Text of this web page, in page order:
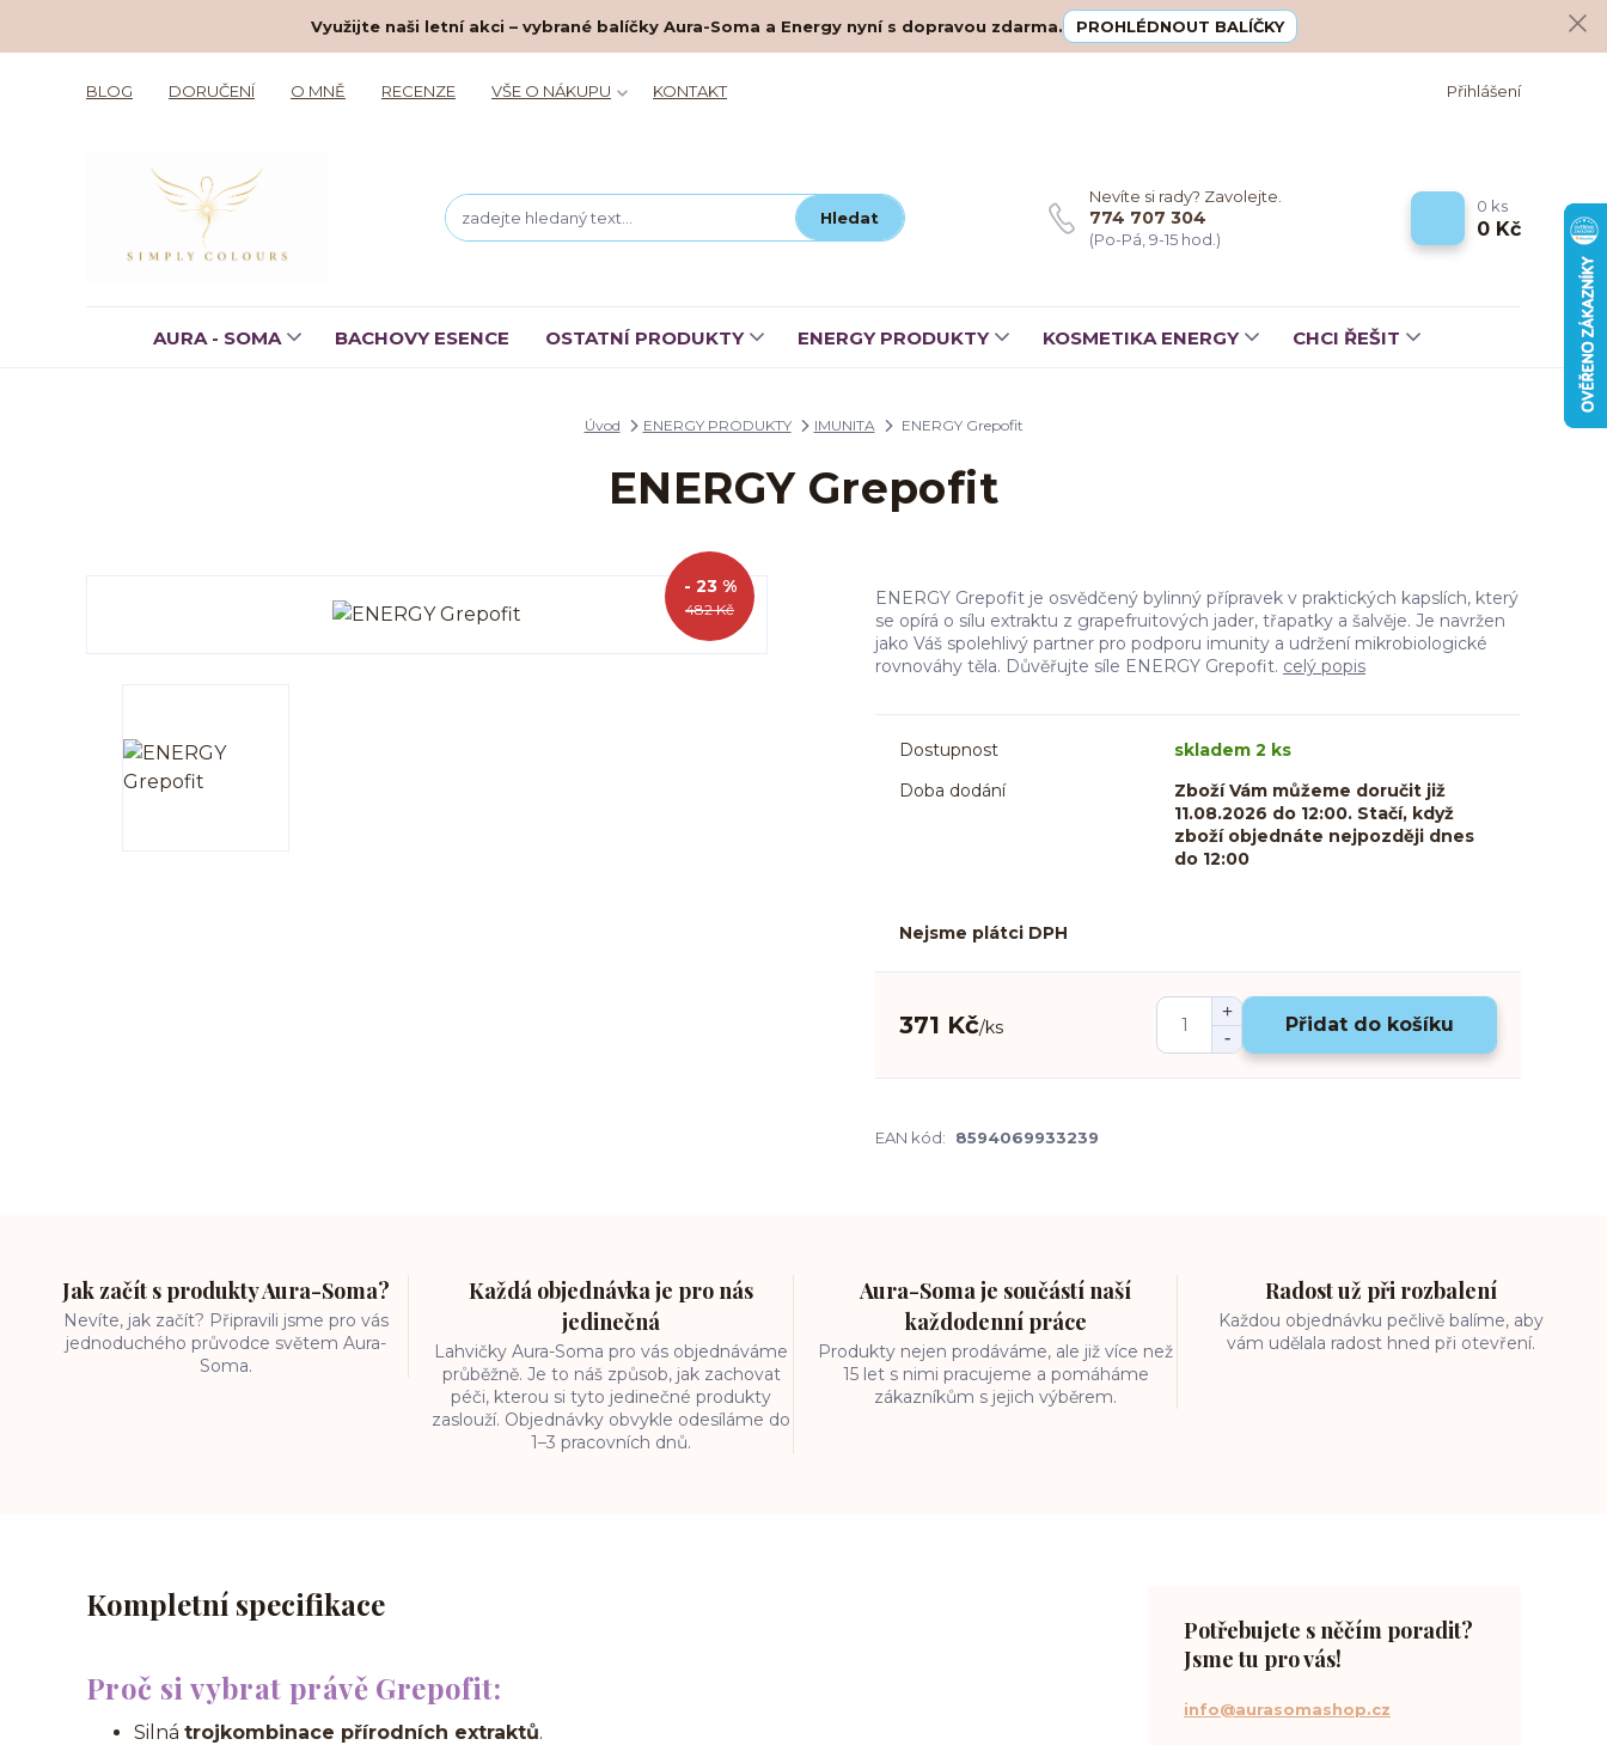
Využijte naši letní akci – vybrané balíčky Aura-Soma a Energy nyní s dopravou zdarma. PROHLÉDNOUT BALÍČKY
BLOG DORUČENÍ O MNĚ RECENZE VŠE O NÁKUPU KONTAKT Přihlášení
Hledat
Nevíte si rady? Zavolejte.
774 707 304
(Po-Pá, 9-15 hod.)
0 ks
0 Kč
AURA - SOMA BACHOVY ESENCE OSTATNÍ PRODUKTY ENERGY PRODUKTY KOSMETIKA ENERGY CHCI ŘEŠIT
Úvod ENERGY PRODUKTY IMUNITA ENERGY Grepofit
ENERGY Grepofit
482 Kč
- 23 %
ENERGY Grepofit je osvědčený bylinný přípravek v praktických kapslích, který
se opírá o sílu extraktu z grapefruitových jader, třapatky a šalvěje. Je navržen
jako Váš spolehlivý partner pro podporu imunity a udržení mikrobiologické
rovnováhy těla. Důvěřujte síle ENERGY Grepofit. celý popis
Dostupnost
skladem 2 ks
Doba dodání
Zboží Vám můžeme doručit již
11.08.2026 do 12:00. Stačí, když
zboží objednáte nejpozději dnes
do 12:00
Nejsme plátci DPH
371 Kč/ks Přidat do košíku
EAN kód: 8594069933239
Jak začít s produkty Aura-Soma?
Nevíte, jak začít? Připravili jsme pro vás
jednoduchého průvodce světem Aura-
Soma.
Každá objednávka je pro nás
jedinečná
Lahvičky Aura-Soma pro vás objednáváme
průběžně. Je to náš způsob, jak zachovat
péči, kterou si tyto jedinečné produkty
zaslouží. Objednávky obvykle odesíláme do
1–3 pracovních dnů.
Aura-Soma je součástí naší
každodenní práce
Produkty nejen prodáváme, ale již více než
15 let s nimi pracujeme a pomáháme
zákazníkům s jejich výběrem.
Radost už při rozbalení
Každou objednávku pečlivě balíme, aby
vám udělala radost hned při otevření.
Kompletní specifikace
Proč si vybrat právě Grepofit:
Silná trojkombinace přírodních extraktů.
Potřebujete s něčím poradit?
Jsme tu pro vás!
info@aurasomashop.cz